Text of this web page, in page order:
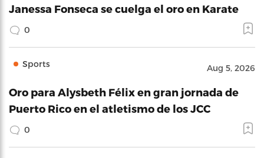
Janessa Fonseca se cuelga el oro en Karate
0
Sports Aug 5, 2026
Oro para Alysbeth Félix en gran jornada de
Puerto Rico en el atletismo de los JCC
0